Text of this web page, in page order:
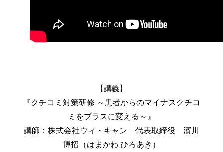
【講義】
『クチコミ対策研修 ～患者からのマイナスクチコ
ミをプラスに変える～』
講師：株式会社ウィ・キャン 代表取締役 濱川
博招（はまかわ ひろあき）